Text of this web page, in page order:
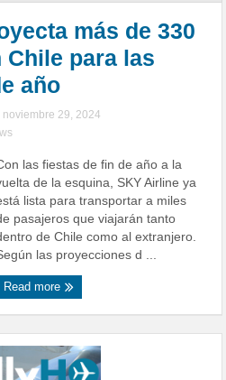
más de 330
para las
año
noviembre 29, 2024
las fiestas de fin de año a la
de la esquina, SKY Airline ya
lista para transportar a miles
pasajeros que viajarán tanto
de Chile como al extranjero.
las proyecciones d ...
Read more